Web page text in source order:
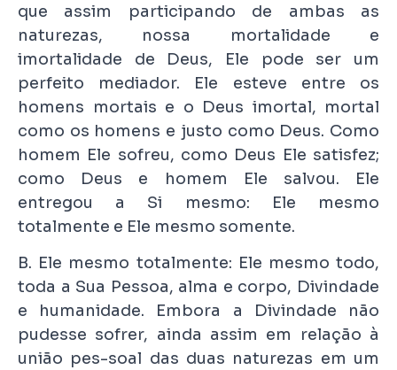
que assim participando de ambas as
naturezas, nossa mortalidade e
imortalidade de Deus, Ele pode ser um
perfeito mediador. Ele esteve entre os
homens mortais e o Deus imortal, mortal
como os homens e justo como Deus. Como
homem Ele sofreu, como Deus Ele satisfez;
como Deus e homem Ele salvou. Ele
entregou a Si mesmo: Ele mesmo
totalmente e Ele mesmo somente.
B. Ele mesmo totalmente: Ele mesmo todo,
toda a Sua Pessoa, alma e corpo, Divindade
e humanidade. Embora a Divindade não
pudesse sofrer, ainda assim em relação à
união pes-soal das duas naturezas em um